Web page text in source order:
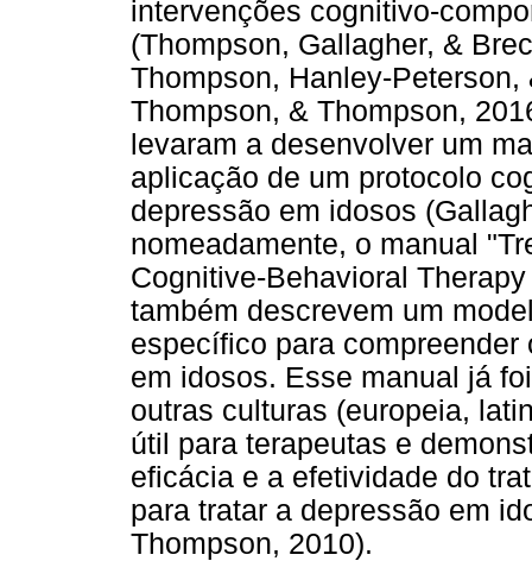
intervenções cognitivo-
(Thompson, Gallagher, &
Thompson, Hanley-
Thompson, & Thompson,
levaram a desenvolver um
aplicação de um protocolo
depressão em idosos
nomeadamente, o manual
Cognitive-Behavioral
também descrevem um
específico para
em idosos. Esse manual já
outras culturas (europeia,
útil para terapeutas e
eficácia e a efetividade do
para tratar a depressão em
Thompson, 2010).